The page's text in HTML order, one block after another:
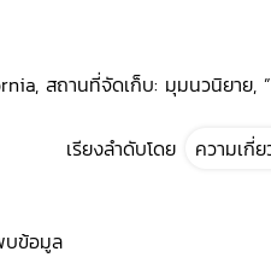
สถานที่จัดเก็บ: มุมนวนิยาย, ”
เรียงลำดับโดย
บข้อมูล